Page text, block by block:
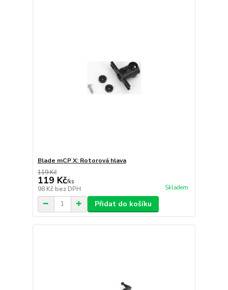
Blade mCP X: Rotorová hlava
119 Kč
119 Kč/ks
98 Kč bez DPH Skladem
Přidat do košíku